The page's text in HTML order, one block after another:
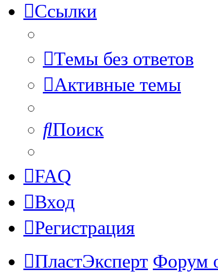
Ссылки
Темы без ответов
Активные темы
Поиск
FAQ
Вход
Регистрация
ПластЭксперт Форум